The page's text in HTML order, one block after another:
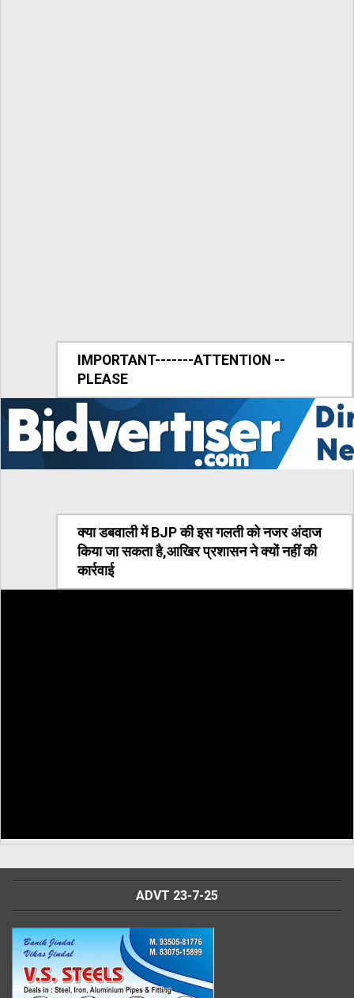
IMPORTANT-------ATTENTION --
PLEASE
क्या डबवाली में BJP की इस गलती को नजर अंदाज
किया जा सकता है,आखिर प्रशासन ने क्यों नहीं की
कार्रवाई
ADVT 23-7-25